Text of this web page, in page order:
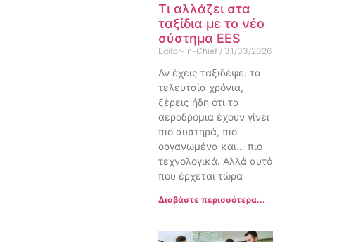
Τι αλλάζει στα
ταξίδια με το νέο
σύστημα EES
Editor-in-Chief 31/03/2026
Αν έχεις ταξιδέψει τα
τελευταία χρόνια,
ξέρεις ήδη ότι τα
αεροδρόμια έχουν γίνει
πιο αυστηρά, πιο
οργανωμένα και… πιο
τεχνολογικά. Αλλά αυτό
που έρχεται τώρα
Διαβάστε περισσότερα...